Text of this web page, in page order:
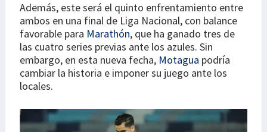
Además, este será el quinto enfrentamiento entre
ambos en una final de Liga Nacional, con balance
favorable para Marathón, que ha ganado tres de
las cuatro series previas ante los azules. Sin
embargo, en esta nueva fecha, Motagua podría
cambiar la historia e imponer su juego ante los
locales.